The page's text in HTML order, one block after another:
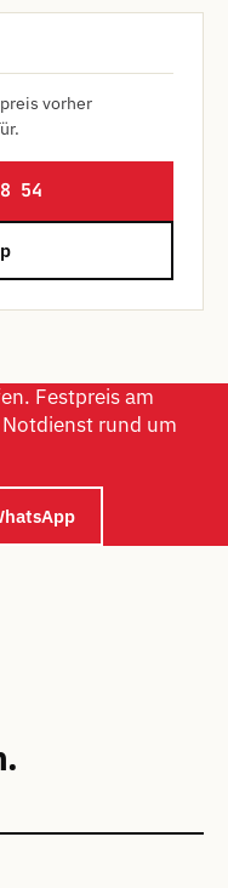
vorher
54
Festpreis am
rund um